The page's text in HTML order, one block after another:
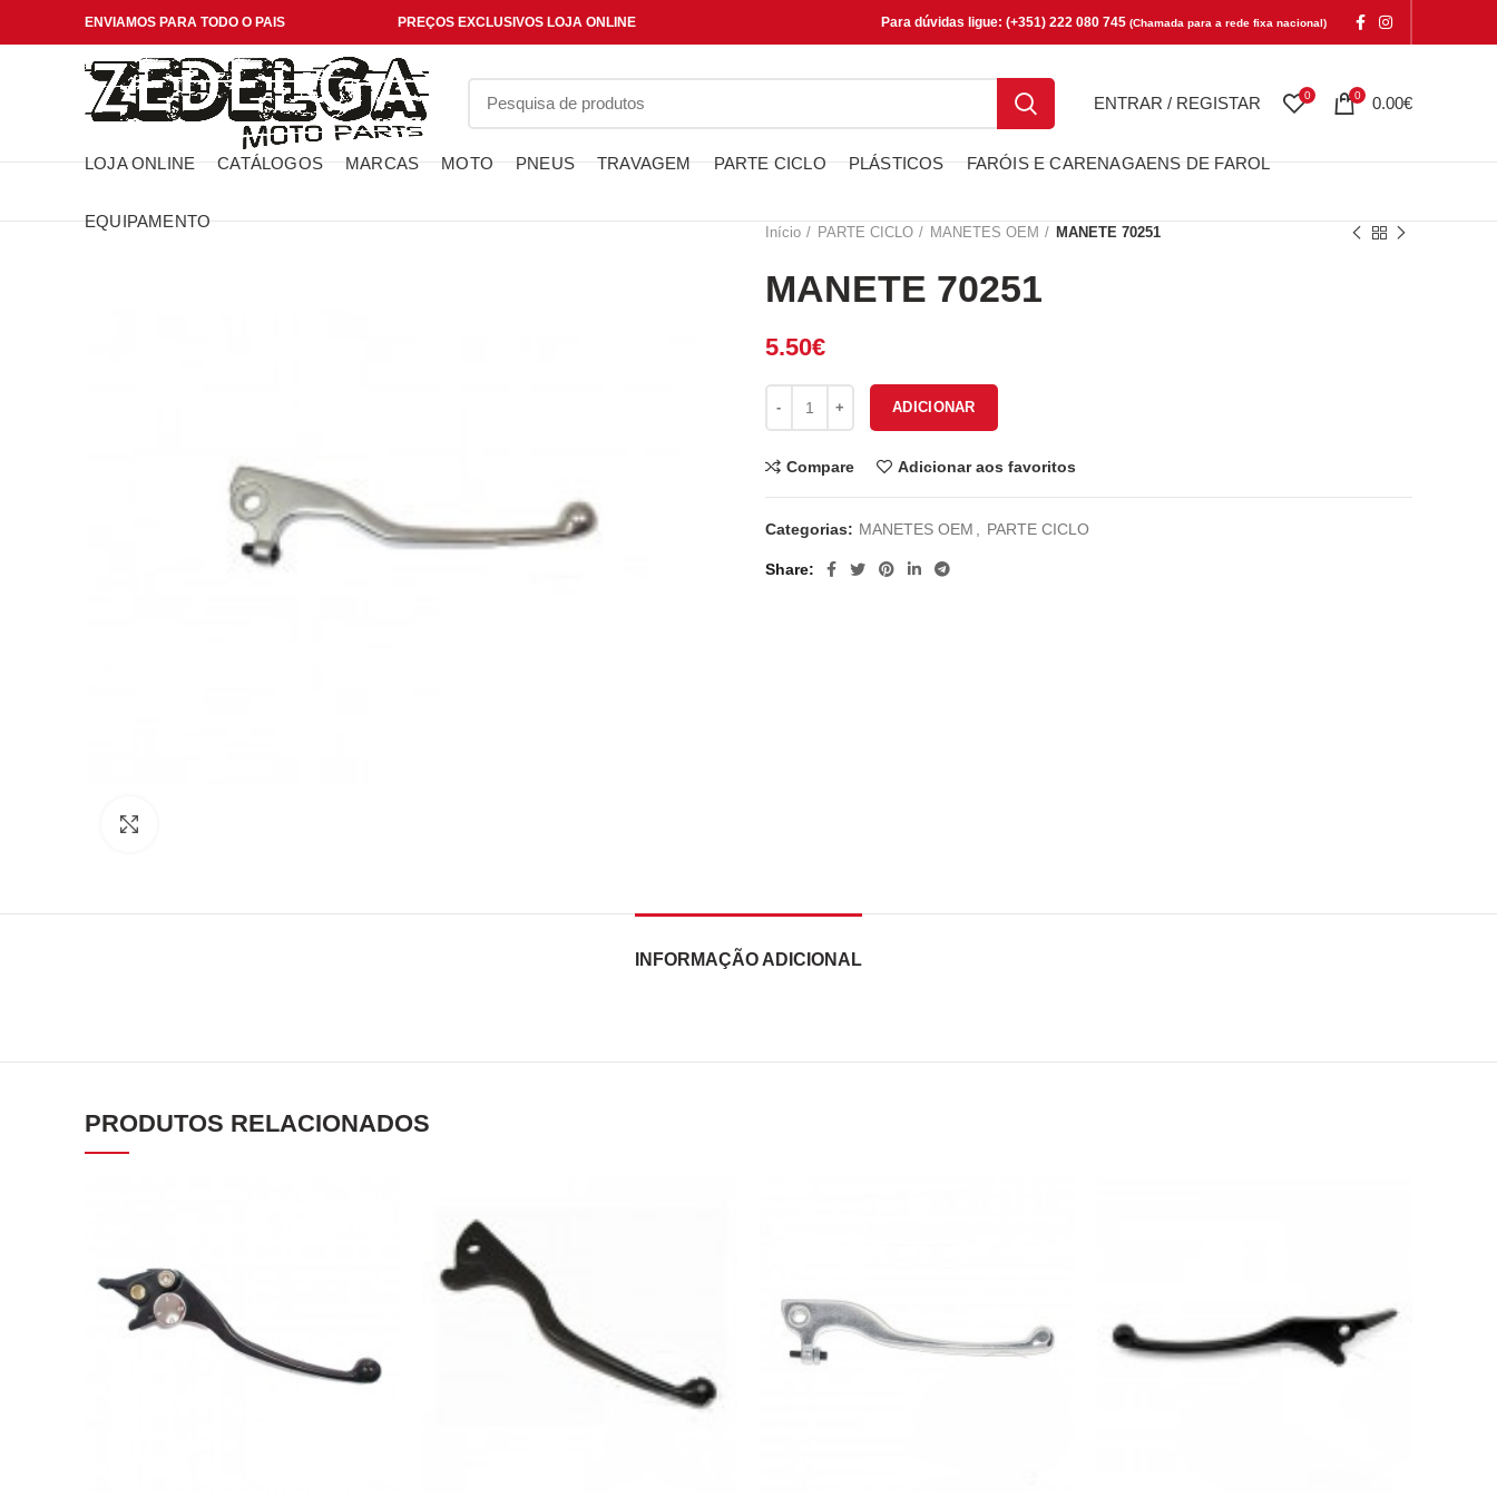
ENVIAMOS PARA TODO O PAIS PREÇOS EXCLUSIVOS LOJA ONLINE Para dúvidas ligue: (+351) 222 080 745 (Chamada para a rede fixa nacional)
ENTRAR / REGISTAR 0 0 0.00€
LOJA ONLINE CATÁLOGOS MARCAS MOTO PNEUS TRAVAGEM PARTE CICLO PLÁSTICOS FARÓIS E CARENAGAENS DE FAROL
EQUIPAMENTO
Início PARTE CICLO MANETES OEM MANETE 70251
MANETE 70251
5.50€
ADICIONAR
Compare Adicionar aos favoritos
Categorias: MANETES OEM PARTE CICLO
Share
INFORMAÇÃO ADICIONAL
PRODUTOS RELACIONADOS